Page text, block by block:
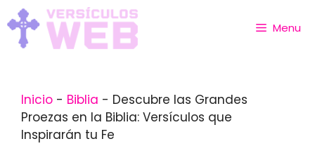
Skip
to
content
Menu
Inicio - Biblia - Descubre las Grandes
Proezas en la Biblia: Versículos que
Inspirarán tu Fe